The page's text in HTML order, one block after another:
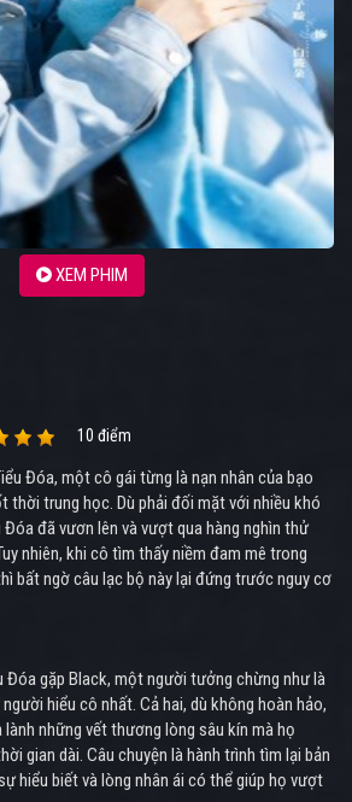
XEM PHIM
10 điểm
Đóa, một cô gái từng là nạn nhân của bạo
thời trung học. Dù phải đối mặt với nhiều khó
đã vươn lên và vượt qua hàng nghìn thử
nhiên, khi cô tìm thấy niềm đam mê trong
bất ngờ câu lạc bộ này lại đứng trước nguy cơ
Đóa gặp Black, một người tưởng chừng như là
hiểu cô nhất. Cả hai, dù không hoàn hảo,
lành những vết thương lòng sâu kín mà họ
gian dài. Câu chuyện là hành trình tìm lại bản
hiểu biết và lòng nhân ái có thể giúp họ vượt